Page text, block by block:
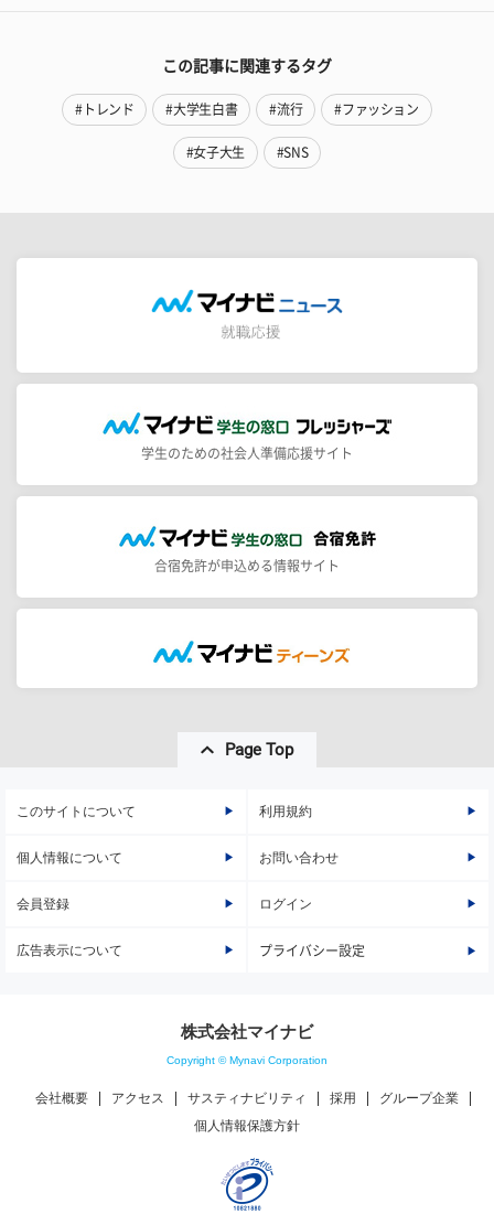
この記事に関連するタグ
#トレンド #大学生白書 #流行 #ファッション
#女子大生 #SNS
学生のための社会人準備応援サイト
合宿免許が申込める情報サイト
Page Top
このサイトについて 利用規約
個人情報について お問い合わせ
会員登録 ログイン
広告表示について プライバシー設定
株式会社マイナビ
Copyright © Mynavi Corporation
会社概要 アクセス サスティナビリティ 採用
グループ企業
個人情報保護方針